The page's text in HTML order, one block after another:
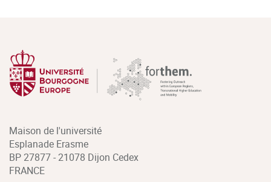
Maison de l'université
Esplanade Erasme
BP 27877 - 21078 Dijon Cedex
FRANCE